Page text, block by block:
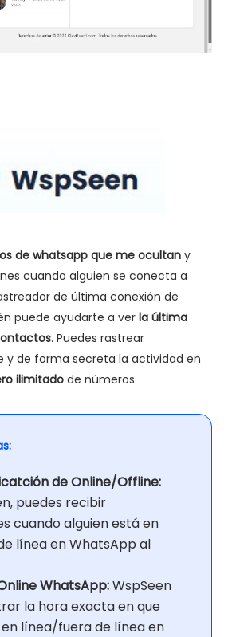
de whatsapp que me ocultan y
cuando alguien se conecta a
de última conexión de
puede ayudarte a ver la última
. Puedes rastrear
y de forma secreta la actividad en
ilimitado de números.
de Online/Offline:
puedes recibir
cuando alguien está en
línea en WhatsApp al
WhatsApp:WspSeen
la hora exacta en que
línea/fuera de línea en